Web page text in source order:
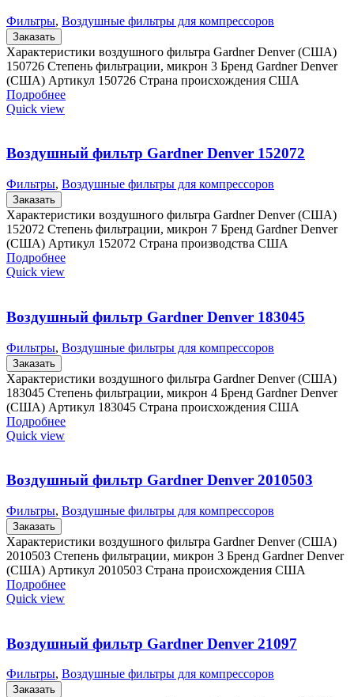
Фильтры, Воздушные фильтры для компрессоров
Заказать
Характеристики воздушного фильтра Gardner Denver (США)
150726 Степень фильтрации, микрон 3 Бренд Gardner Denver
(США) Артикул 150726 Страна происхождения США
Подробнее
Quick view
Воздушный фильтр Gardner Denver 152072
Фильтры, Воздушные фильтры для компрессоров
Заказать
Характеристики воздушного фильтра Gardner Denver (США)
152072 Степень фильтрации, микрон 7 Бренд Gardner Denver
(США) Артикул 152072 Страна производства США
Подробнее
Quick view
Воздушный фильтр Gardner Denver 183045
Фильтры, Воздушные фильтры для компрессоров
Заказать
Характеристики воздушного фильтра Gardner Denver (США)
183045 Степень фильтрации, микрон 4 Бренд Gardner Denver
(США) Артикул 183045 Страна происхождения США
Подробнее
Quick view
Воздушный фильтр Gardner Denver 2010503
Фильтры, Воздушные фильтры для компрессоров
Заказать
Характеристики воздушного фильтра Gardner Denver (США)
2010503 Степень фильтрации, микрон 3 Бренд Gardner Denver
(США) Артикул 2010503 Страна происхождения США
Подробнее
Quick view
Воздушный фильтр Gardner Denver 21097
Фильтры, Воздушные фильтры для компрессоров
Заказать